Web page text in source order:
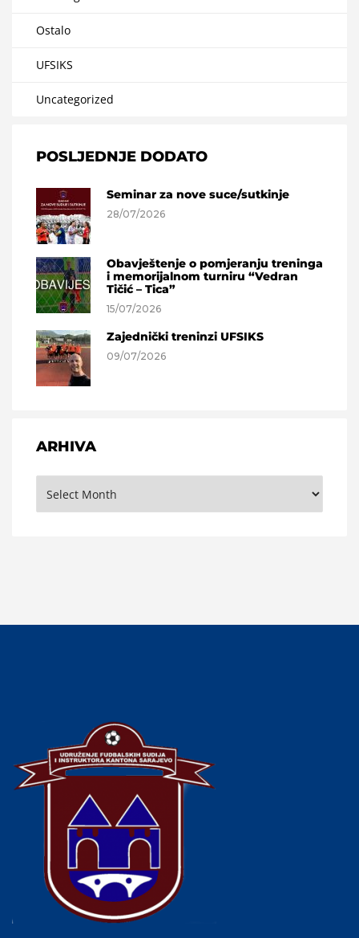
Ostalo
UFSIKS
Uncategorized
POSLJEDNJE DODATO
Seminar za nove suce/sutkinje
28/07/2026
Obavještenje o pomjeranju treninga
i memorijalnom turniru “Vedran
Tičić – Tica”
15/07/2026
Zajednički treninzi UFSIKS
09/07/2026
ARHIVA